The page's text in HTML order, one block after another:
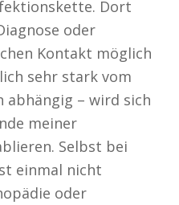
Dort
oder
Kontakt möglich
sehr stark vom
abhängig – wird sich
meiner
Selbst bei
einmal nicht
oder